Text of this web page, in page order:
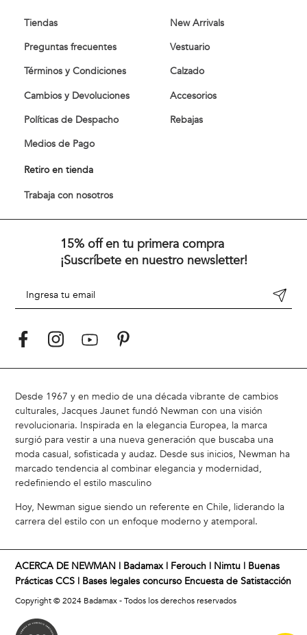
Tiendas
Preguntas frecuentes
Términos y Condiciones
Cambios y Devoluciones
Políticas de Despacho
Medios de Pago
Retiro en tienda
Trabaja con nosotros
New Arrivals
Vestuario
Calzado
Accesorios
Rebajas
15% off en tu primera compra
¡Suscríbete en nuestro newsletter!
Desde 1967 y en medio de una década vibrante de cambios
culturales, Jacques Jaunet fundó Newman con una visión
revolucionaria. Inspirada en la elegancia Europea, la marca
surgió para vestir a una nueva generación que buscaba una
moda casual, sofisticada y audaz. Desde sus inicios, Newman ha
marcado tendencia al combinar elegancia y modernidad,
redefiniendo el estilo masculino
Hoy, Newman sigue siendo un referente en Chile, liderando la
carrera del estilo con un enfoque moderno y atemporal.
ACERCA DE NEWMAN | Badamax| Ferouch | Nimtu | Buenas
Prácticas CCS | Bases legales concurso Encuesta de Satistacción
Copyright © 2024 Badamax - Todos los derechos reservados